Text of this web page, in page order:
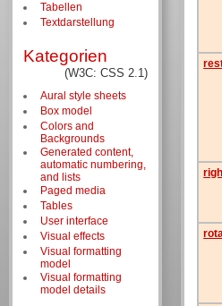
Tabellen
Textdarstellung
Kategorien
(W3C: CSS 2.1)
Aural style sheets
Box model
Colors and
Backgrounds
Generated content,
automatic numbering,
and lists
Paged media
Tables
User interface
Visual effects
Visual formatting
model
Visual formatting
model details